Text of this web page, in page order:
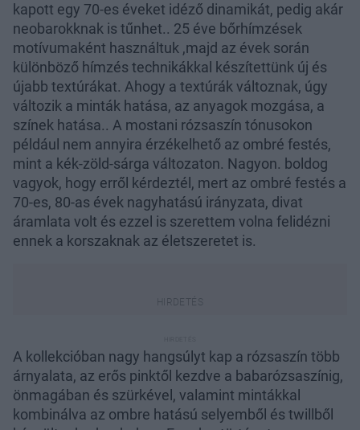
kapott egy 70-es éveket idéző dinamikát, pedig akár
neobarokknak is tűnhet.. 25 éve bőrhímzések
motívumaként használtuk ,majd az évek során
különböző hímzés technikákkal készítettünk új és
újabb textúrákat. Ahogy a textúrák változnak, úgy
változik a minták hatása, az anyagok mozgása, a
színek hatása.. A mostani rózsaszín tónusokon
például nem annyira érzékelhető az ombré festés,
mint a kék-zöld-sárga változaton. Nagyon. boldog
vagyok, hogy erről kérdeztél, mert az ombré festés a
70-es, 80-as évek nagyhatású irányzata, divat
áramlata volt és ezzel is szerettem volna felidézni
ennek a korszaknak az életszeretet is.
A kollekcióban nagy hangsúlyt kap a rózsaszín több
árnyalata, az erős pinktől kezdve a babarózsaszínig,
önmagában és szürkével, valamint mintákkal
kombinálva az ombre hatású selyemből és twillből